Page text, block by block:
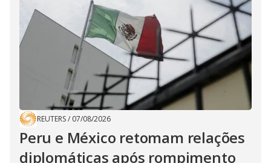
REUTERS/ 07/08/2026
Peru e México retomam relações
diplomáticas após rompimento